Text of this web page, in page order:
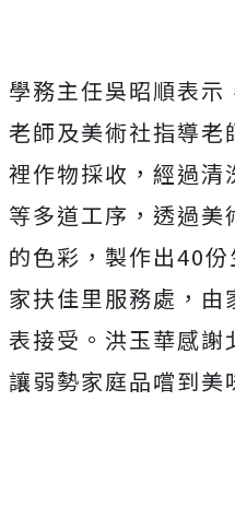
學務主任吳昭順表
老師及美術社指導老
裡作物採收，經過清
等多道工序，透過美
的色彩，製作出40
家扶佳里服務處，
表接受。洪玉華感謝
讓弱勢家庭品嚐到美